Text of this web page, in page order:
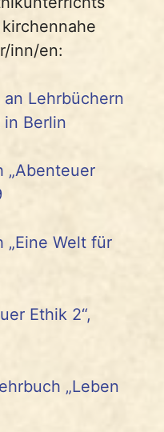
inn/en:
Lehrbüchern
Berlin
„Abenteuer
„Eine Welt für
Ethik 2“,
„Leben